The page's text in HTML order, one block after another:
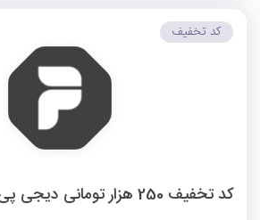
کد تخفیف 250 هزار تومانی دیجی پی
کد تخفیف